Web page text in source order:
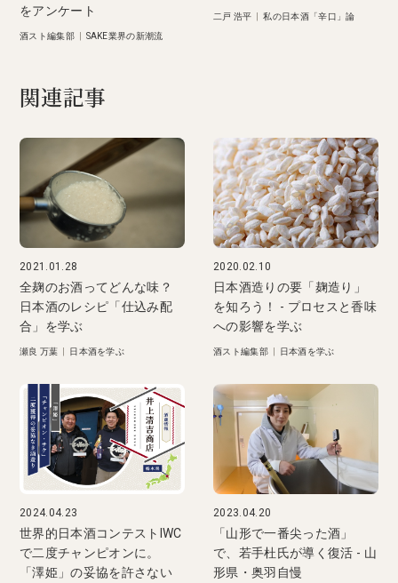
をアンケート
酒スト編集部| SAKE業界の新潮流
二戸 浩平 |私の日本酒「辛口」論
関連記事
2021.01.28
全麹のお酒ってどんな味？
日本酒のレシピ「仕込み配
合」を学ぶ
瀬良 万葉 日本酒を学ぶ
2020.02.10
日本酒造りの要「麹造り」
を知ろう！ - プロセスと香味
への影響を学ぶ
酒スト編集部 日本酒を学ぶ
2024.04.23
世界的日本酒コンテストIWC
で二度チャンピオンに。
「澤姫」の妥協を許さない
2023.04.20
「山形で一番尖った酒」
で、若手杜氏が導く復活 - 山
形県・奥羽自慢